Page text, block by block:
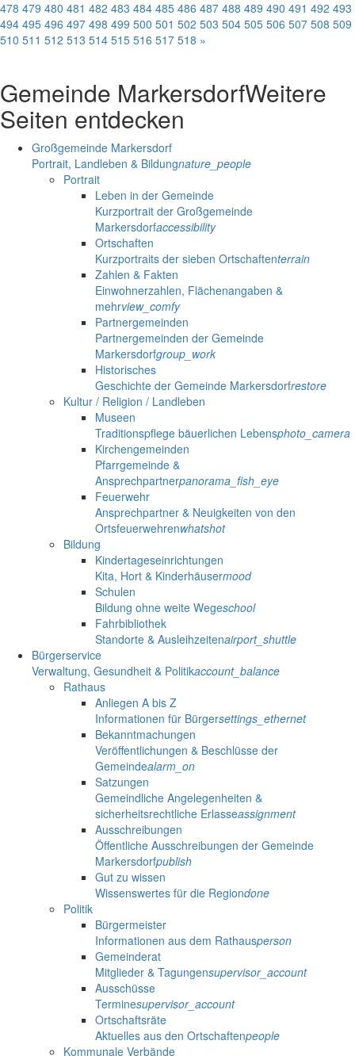
478 479 480 481 482 483 484 485 486 487 488 489 490 491 492 493
494 495 496 497 498 499 500 501 502 503 504 505 506 507 508 509
510 511 512 513 514 515 516 517 518 »
Gemeinde MarkersdorfWeitere
Seiten entdecken
Großgemeinde Markersdorf
Portrait, Landleben & Bildungnature_people
Portrait
Leben in der Gemeinde
Kurzportrait der Großgemeinde
Markersdorfaccessibility
Ortschaften
Kurzportraits der sieben Ortschaftenterrain
Zahlen & Fakten
Einwohnerzahlen, Flächenangaben &
mehrview_comfy
Partnergemeinden
Partnergemeinden der Gemeinde
Markersdorfgroup_work
Historisches
Geschichte der Gemeinde Markersdorfrestore
Kultur / Religion / Landleben
Museen
Traditionspflege bäuerlichen Lebensphoto_camera
Kirchengemeinden
Pfarrgemeinde &
Ansprechpartnerpanorama_fish_eye
Feuerwehr
Ansprechpartner & Neuigkeiten von den
Ortsfeuerwehrenwhatshot
Bildung
Kindertageseinrichtungen
Kita, Hort & Kinderhäusermood
Schulen
Bildung ohne weite Wegeschool
Fahrbibliothek
Standorte & Ausleihzeitenairport_shuttle
Bürgerservice
Verwaltung, Gesundheit & Politikaccount_balance
Rathaus
Anliegen A bis Z
Informationen für Bürgersettings_ethernet
Bekanntmachungen
Veröffentlichungen & Beschlüsse der
Gemeindealarm_on
Satzungen
Gemeindliche Angelegenheiten &
sicherheitsrechtliche Erlasseassignment
Ausschreibungen
Öffentliche Ausschreibungen der Gemeinde
Markersdorfpublish
Gut zu wissen
Wissenswertes für die Regiondone
Politik
Bürgermeister
Informationen aus dem Rathausperson
Gemeinderat
Mitglieder & Tagungensupervisor_account
Ausschüsse
Terminesupervisor_account
Ortschaftsräte
Aktuelles aus den Ortschaftenpeople
Kommunale Verbände